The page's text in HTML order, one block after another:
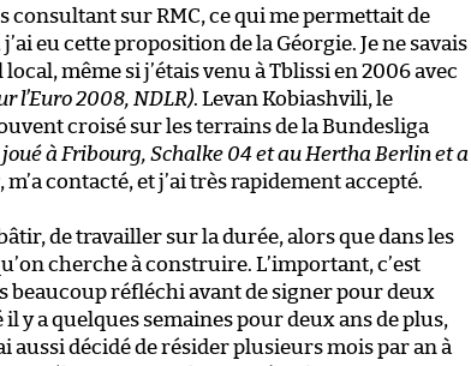
consultant sur RMC, ce qui me permettait de
eu cette proposition de la Géorgie. Je ne savais
même si j’étais venu à Tblissi en 2006 avec
l’Euro 2008, NDLR). Levan Kobiashvili, le
croisé sur les terrains de la Bundesliga
à Fribourg, Schalke 04 et au Hertha Berlin et a
, m’a contacté, et j’ai très rapidement accepté.
de travailler sur la durée, alors que dans les
cherche à construire. L’important, c’est
beaucoup réfléchi avant de signer pour deux
y a quelques semaines pour deux ans de plus,
aussi décidé de résider plusieurs mois par an à